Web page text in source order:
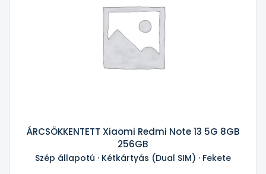
ÁRCSÖKKENTETT Xiaomi Redmi Note 13 5G 8GB
256GB
Szép állapotú · Kétkártyás (Dual SIM) · Fekete